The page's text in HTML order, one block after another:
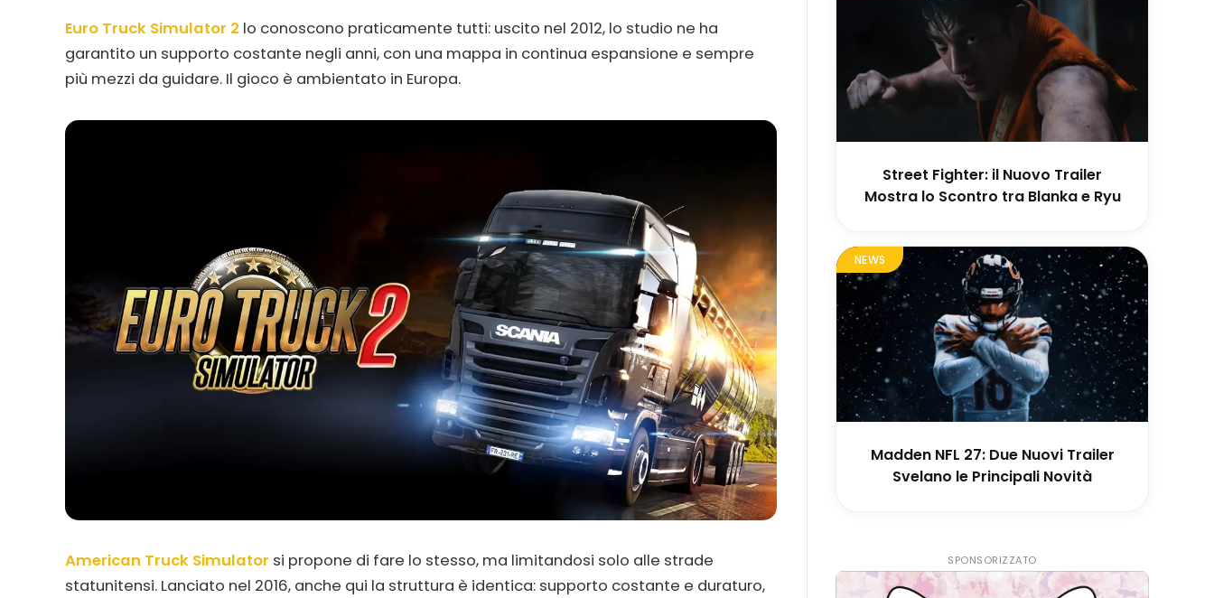
Euro Truck Simulator 2 lo conoscono praticamente tutti: uscito nel 2012, lo studio ne ha
garantito un supporto costante negli anni, con una mappa in continua espansione e sempre
più mezzi da guidare. Il gioco è ambientato in Europa.
American Truck Simulator si propone di fare lo stesso, ma limitandosi solo alle strade
statunitensi. Lanciato nel 2016, anche qui la struttura è identica: supporto costante e duraturo,
Street Fighter: il Nuovo Trailer
Mostra lo Scontro tra Blanka e Ryu
NEWS
Madden NFL 27: Due Nuovi Trailer
Svelano le Principali Novità
SPONSORIZZATO